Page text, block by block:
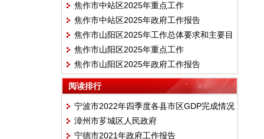
焦作市中站区2025年重点工作
焦作市中站区2025年政府工作报告
焦作市山阳区2025年工作总体要求和主要目
标
焦作市山阳区2025年重点工作
焦作市山阳区2025年政府工作报告
阅读排行
宁波市2022年四季度各县市区GDP完成情况
漳州市芗城区人民政府
宁德市2021年政府工作报告